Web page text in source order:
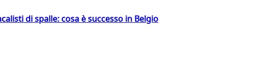
di spalle: cosa è successo in Belgio